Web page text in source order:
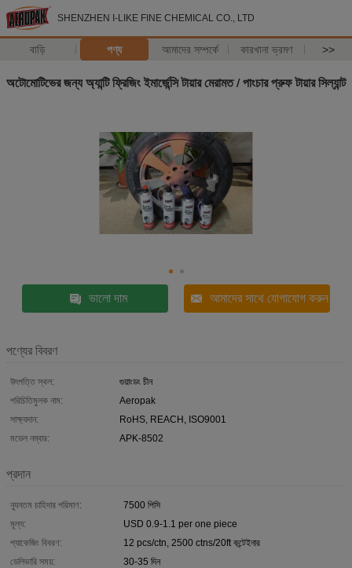
SHENZHEN I-LIKE FINE CHEMICAL CO., LTD
বাড়ি পণ্য আমাদের সম্পর্কে কারখানা ভ্রমণ >>
অটোমোটিভের জন্য অ্যান্টি ফ্রিজিং ইমার্জেন্সি টায়ার মেরামত / পাংচার প্রুফ টায়ার সিল্যান্ট
ভালো দাম আমাদের সাথে যোগাযোগ করুন
পণ্যের বিবরণ
উৎপত্তি স্থল:
গুয়াংডং চীন
পরিচিতিমুলক নাম:
Aeropak
সাক্ষ্যদান:
RoHS, REACH, ISO9001
মডেল নম্বার:
APK-8502
প্রদান
ন্যূনতম চাহিদার পরিমাণ:
7500 পিসি
মূল্য:
USD 0.9-1.1 per one piece
প্যাকেজিং বিবরণ:
12 pcs/ctn, 2500 ctns/20ft কন্টেইনার
ডেলিভারি সময়:
30-35 দিন